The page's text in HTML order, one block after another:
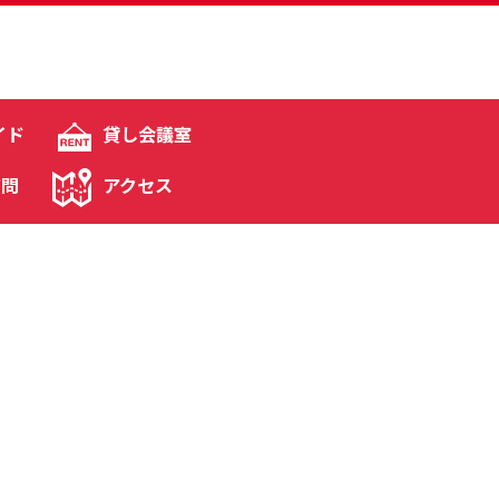
ド
貸し会議室
アクセス